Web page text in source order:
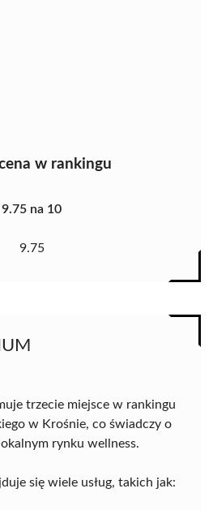
w rankingu
9.75 na 10
9.75
trzecie miejsce w rankingu
w Krośnie, co świadczy o
rynku wellness.
się wiele usług, takich jak: